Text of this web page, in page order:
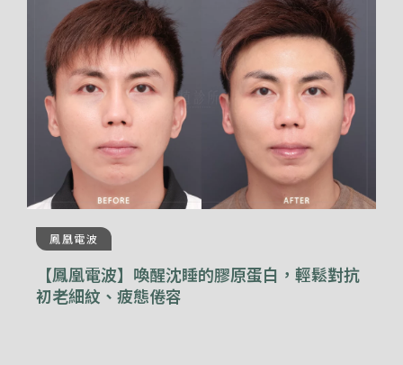
【鳳凰電波】喚醒沈睡的膠原蛋白，輕鬆對抗
初老細紋、疲態倦容
鳳凰電波